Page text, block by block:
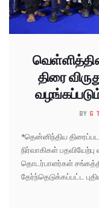
திரை
BY G
*தென்னிந்திய
நிர்வாகிகள்
தொடர்பாளர்கள்
தேர்ந்தெடுக்கப்பட்ட